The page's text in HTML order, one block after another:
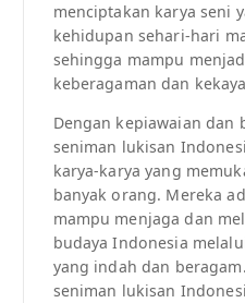
menciptakan karya seni
kehidupan sehari-hari
sehingga mampu
keberagaman dan
Dengan kepiawaian dan
seniman lukisan
karya-karya yang
banyak orang. Mereka
mampu menjaga dan
budaya Indonesia
yang indah dan
seniman lukisan